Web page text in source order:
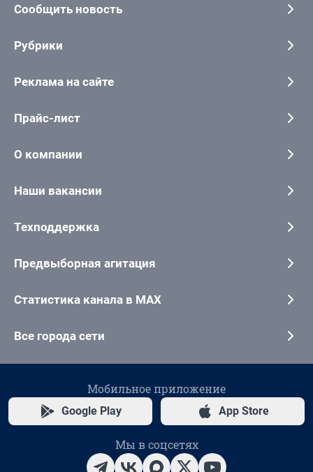
Сообщить новость
Рубрики
Реклама на сайте
Прайс-лист
О компании
Наши вакансии
Техподдержка
Предвыборная агитация
Статистика канала в MAX
Все города сети
Мобильное приложение
Google Play App Store
Мы в соцсетях